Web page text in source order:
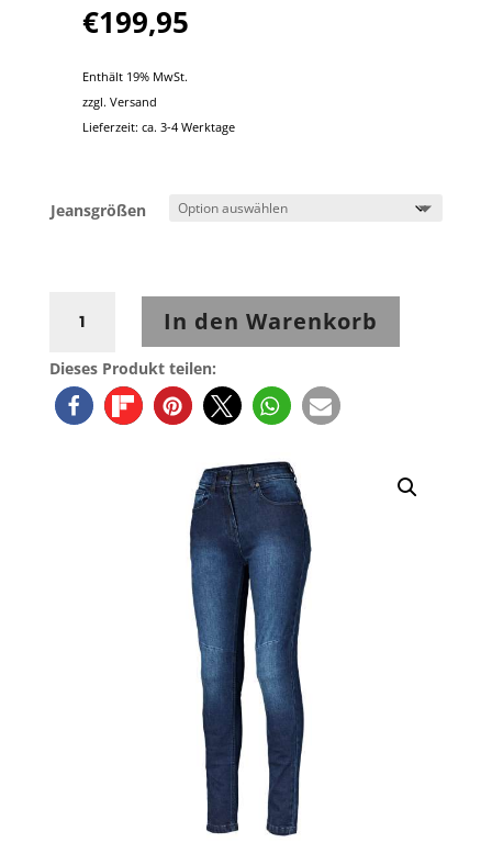
Dieses Produkt teilen:
€199,95
Enthält 19% MwSt.
zzgl. Versand
Lieferzeit: ca. 3-4 Werktage
Jeansgrößen
Stockton
Jeans
Blau
Slim
In den Warenkorb